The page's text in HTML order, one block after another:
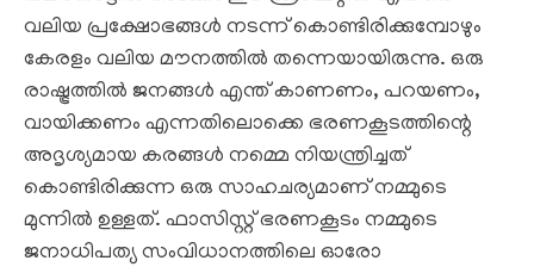
വലിയ പ്രക്ഷോഭങ്ങള്‍ നടന്ന് കൊണ്ടിരിക്കുമ്പോഴും
കേരളം വലിയ മൗനത്തില്‍ തന്നെയായിരുന്നു. ഒരു
രാഷ്ട്രത്തില്‍ ജനങ്ങള്‍ എന്ത് കാണണം, പറയണം,
വായിക്കണം എന്നതിലൊക്കെ ഭരണകൂടത്തിന്റെ
അദൃശ്യമായ കരങ്ങള്‍ നമ്മെ നിയന്ത്രിച്ചത്
കൊണ്ടിരിക്കുന്ന ഒരു സാഹചര്യമാണ് നമ്മുടെ
മുന്നില്‍ ഉള്ളത്. ഫാസിസ്റ്റ് ഭരണകൂടം നമ്മുടെ
ജനാധിപത്യ സംവിധാനത്തിലെ ഓരോ